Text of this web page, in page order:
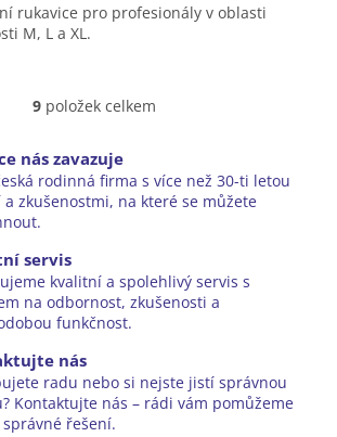
rukavice pro profesionály v oblasti
M, L a XL.
O
l
á
d
p
r
v
v
ý
p
9 položek celkem
nás zavazuje
rodinná firma s více než 30-ti letou
zkušenostmi, na které se můžete
servis
kvalitní a spolehlivý servis s
na odbornost, zkušenosti a
funkčnost.
nás
radu nebo si nejste jistí správnou
Kontaktujte nás – rádi vám pomůžeme
řešení.